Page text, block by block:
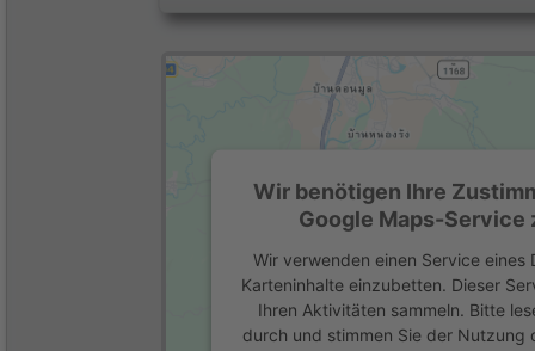
Wir benötigen Ihre
Google Maps-Service
Wir verwenden einen Service eines
Karteninhalte einzubetten. Dieser
Ihren Aktivitäten sammeln. Bitte
durch und stimmen Sie der Nutzung